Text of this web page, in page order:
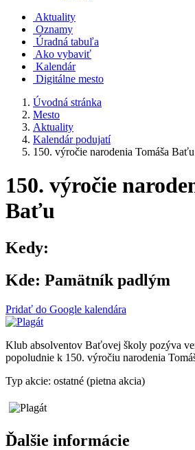
Aktuality
Oznamy
Úradná tabuľa
Ako vybaviť
Kalendár
Digitálne mesto
Úvodná stránka
Mesto
Aktuality
Kalendár podujatí
150. výročie narodenia Tomáša Baťu
150. výročie
Baťu
Kedy:
Kde: Pamätník padlým
Pridať do Google kalendára
Klub absolventov Baťovej školy pozýva
popoludnie k 150. výročiu narodenia
Typ akcie: ostatné (pietna akcia)
Ďalšie informácie